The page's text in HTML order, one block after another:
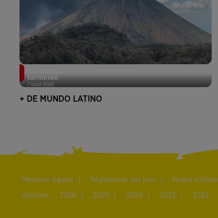
7 août 2026
terminée
+ DE MUNDO LATINO
Mentions légales Règlements des jeux Notice
Archives 2026 2025 2024 2023 2022